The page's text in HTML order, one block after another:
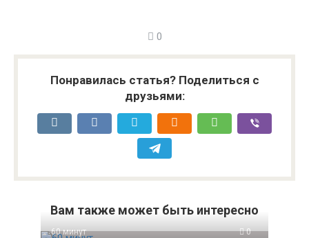
0
Понравилась статья? Поделиться с
друзьями:
Вам также может быть интересно
60 минут 0